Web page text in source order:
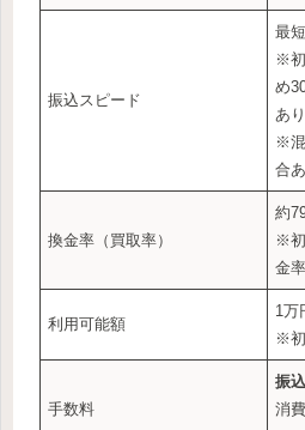
振込スピード
最
※
め
あり
※
合
換金率（買取率）
約
※
金
利用可能額
1万
※初
手数料
振
消